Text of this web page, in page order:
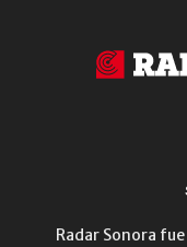
Radar Sonora